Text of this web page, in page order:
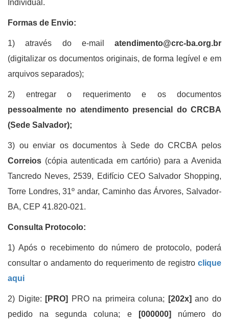
Individual.
Formas de Envio:
1) através do e-mail atendimento@crc-ba.org.br
(digitalizar os documentos originais, de forma legível e em
arquivos separados);
2) entregar o requerimento e os documentos
pessoalmente no atendimento presencial do CRCBA
(Sede Salvador);
3) ou enviar os documentos à Sede do CRCBA pelos
Correios (cópia autenticada em cartório) para a Avenida
Tancredo Neves, 2539, Edifício CEO Salvador Shopping,
Torre Londres, 31º andar, Caminho das Árvores, Salvador-
BA, CEP 41.820-021.
Consulta Protocolo:
1) Após o recebimento do número de protocolo, poderá
consultar o andamento do requerimento de registro clique
aqui
2) Digite: [PRO] PRO na primeira coluna; [202x] ano do
pedido na segunda coluna; e
[000000]
número do